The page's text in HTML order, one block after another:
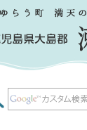
郡 瀬戸内町